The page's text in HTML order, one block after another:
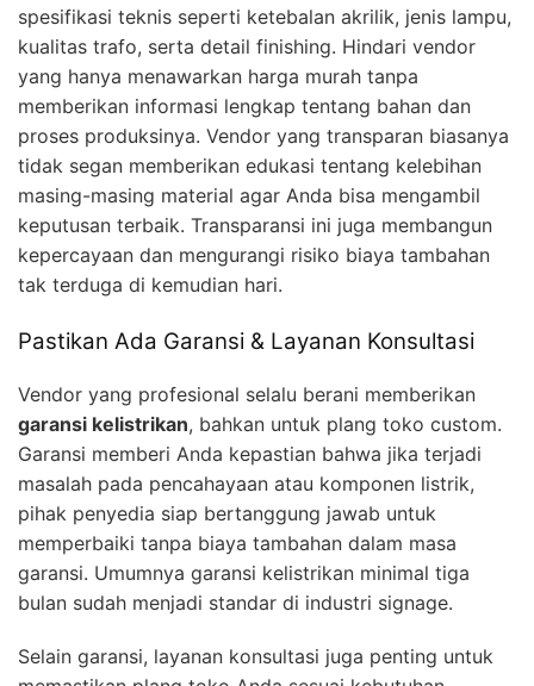
spesifikasi teknis seperti ketebalan akrilik, jenis lampu,
kualitas trafo, serta detail finishing. Hindari vendor
yang hanya menawarkan harga murah tanpa
memberikan informasi lengkap tentang bahan dan
proses produksinya. Vendor yang transparan biasanya
tidak segan memberikan edukasi tentang kelebihan
masing-masing material agar Anda bisa mengambil
keputusan terbaik. Transparansi ini juga membangun
kepercayaan dan mengurangi risiko biaya tambahan
tak terduga di kemudian hari.
Pastikan Ada Garansi & Layanan Konsultasi
Vendor yang profesional selalu berani memberikan
garansi kelistrikan, bahkan untuk plang toko custom.
Garansi memberi Anda kepastian bahwa jika terjadi
masalah pada pencahayaan atau komponen listrik,
pihak penyedia siap bertanggung jawab untuk
memperbaiki tanpa biaya tambahan dalam masa
garansi. Umumnya garansi kelistrikan minimal tiga
bulan sudah menjadi standar di industri signage.
Selain garansi, layanan konsultasi juga penting untuk